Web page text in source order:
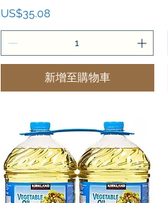
價格
US$35.08
新增至購物車